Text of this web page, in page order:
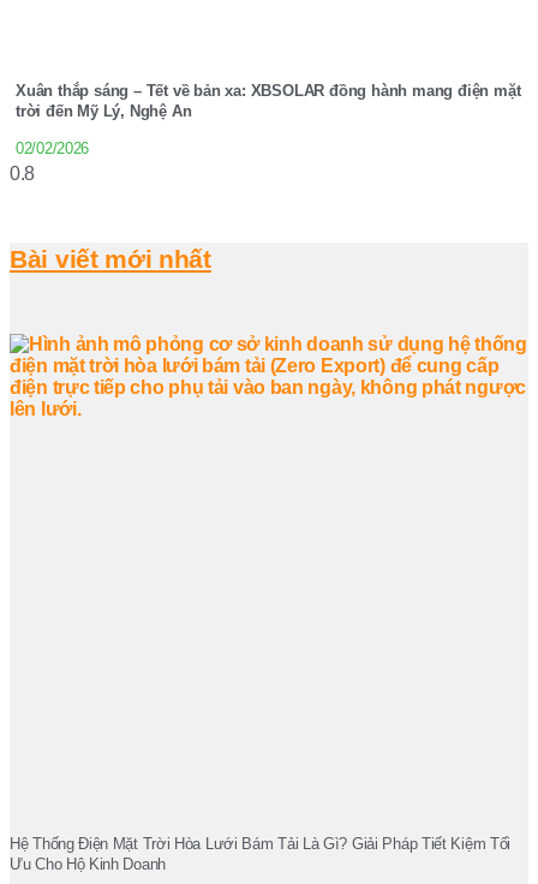
Xuân thắp sáng – Tết về bản xa: XBSOLAR đồng hành mang điện mặt
trời đến Mỹ Lý, Nghệ An
02/02/2026
Bài viết mới nhất
Hệ Thống Điện Mặt Trời Hòa Lưới Bám Tải Là Gì? Giải Pháp Tiết Kiệm Tối
Ưu Cho Hộ Kinh Doanh